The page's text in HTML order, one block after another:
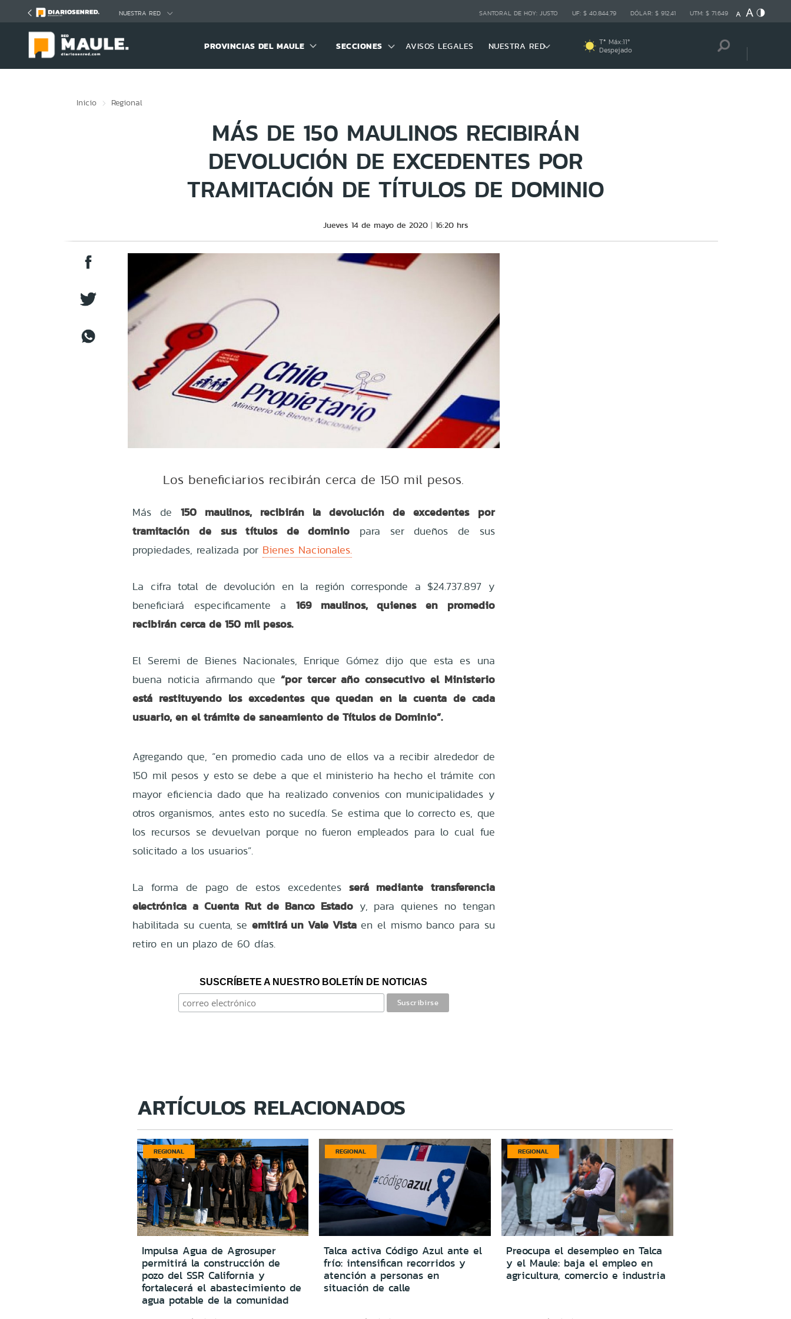
NUESTRA RED SANTORAL DE HOY: JUSTO UF: $ 40.844,79 DÓLAR: $ 912,41 UTM: $ 71.649
PROVINCIAS DEL MAULE SECCIONES AVISOS LEGALES NUESTRA RED Tª Máx:11º
Despejado
Inicio Regional
MÁS DE 150 MAULINOS RECIBIRÁN
DEVOLUCIÓN DE EXCEDENTES POR
TRAMITACIÓN DE TÍTULOS DE DOMINIO
Jueves 14 de mayo de 2020 16:20 hrs
Los beneficiarios recibirán cerca de 150 mil pesos.
Más de150 maulinos, recibirán la devolución de excedentes por
tramitación de sus títulos de dominio para ser dueños de sus
propiedades, realizada por Bienes Nacionales.
La cifra total de devolución en la región corresponde a $24.737.897 y
beneficiará especificamente a169 maulinos, quienes en promedio
recibirán cerca de 150 mil pesos.
El Seremi de Bienes Nacionales, Enrique Gómez dijo que esta es una
buena noticia afirmando que “por tercer año consecutivo el Ministerio
está restituyendo los excedentes que quedan en la cuenta de cada
usuario, en el trámite de saneamiento de Títulos de Dominio”.
Agregando que, “en promedio cada uno de ellos va a recibir alrededor de
150 mil pesos y esto se debe a que el ministerio ha hecho el trámite con
mayor eficiencia dado que ha realizado convenios con municipalidades y
otros organismos, antes esto no sucedía. Se estima que lo correcto es, que
los recursos se devuelvan porque no fueron empleados para lo cual fue
solicitado a los usuarios”.
La forma de pago de estos excedentesserá mediante transferencia
electrónica a Cuenta Rut de Banco Estadoy, para quienes no tengan
habilitada su cuenta, se emitirá un Vale Vistaen el mismo banco para su
retiro en un plazo de 60 días.
SUSCRÍBETE A NUESTRO BOLETÍN DE NOTICIAS
ARTÍCULOS RELACIONADOS
REGIONAL
Impulsa Agua de Agrosuper
permitirá la construcción de
pozo del SSR California y
fortalecerá el abastecimiento de
agua potable de la comunidad
REGIONAL
Talca activa Código Azul ante el
frío: intensifican recorridos y
atención a personas en
situación de calle
REGIONAL
Preocupa el desempleo en Talca
y el Maule: baja el empleo en
agricultura, comercio e industria